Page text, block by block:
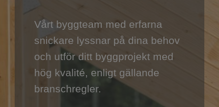
Vårt byggteam med erfarna
snickare lyssnar på dina behov
och utför ditt byggprojekt med
hög kvalité, enligt gällande
branschregler.